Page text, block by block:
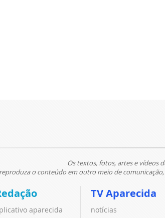
Os textos, fotos, artes e vídeos
o conteúdo em outro meio de
aparecida
TV Aparecida
notícias